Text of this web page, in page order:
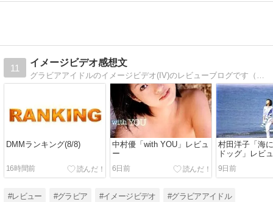
11
イメージビデオ感想文
DMMランキング(8/8)
16時間前
中村優「with YOU」レビュ
ー
6日前
村田洋子「海
ドッグ」レビ
9日前
#レビュー #グラビア #イメージビデオ #グラビアアイドル